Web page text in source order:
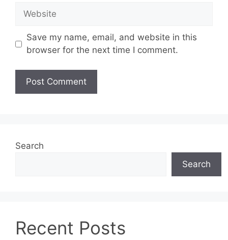
Website
Save my name, email, and website in this
browser for the next time I comment.
Search
Search
Recent Posts